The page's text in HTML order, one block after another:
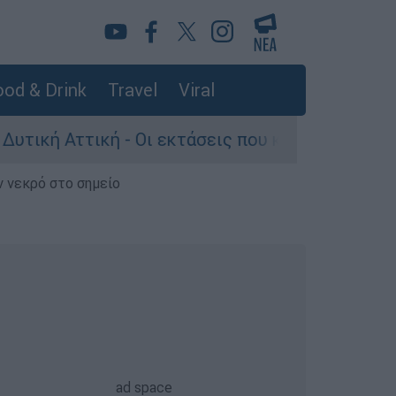
& Drink Travel Viral
- Οι εκτάσεις που κάηκαν και η επόμενη
στο σημείο